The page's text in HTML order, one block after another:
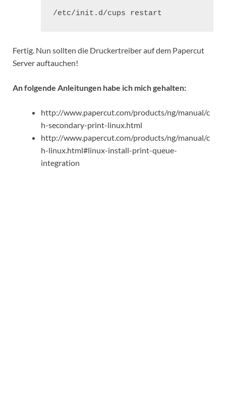
/etc/init.d/cups restart
Fertig. Nun sollten die Druckertreiber auf dem Papercut
Server auftauchen!
An folgende Anleitungen habe ich mich gehalten:
http://www.papercut.com/products/ng/manual/c
h-secondary-print-linux.html
http://www.papercut.com/products/ng/manual/c
h-linux.html#linux-install-print-queue-
integration